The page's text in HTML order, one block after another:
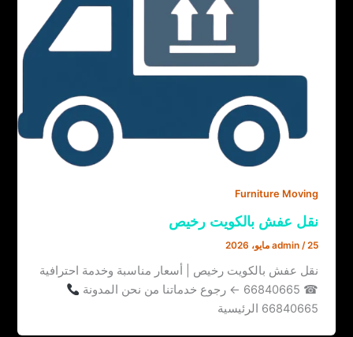
Furniture Moving
نقل عفش بالكويت رخيص
admin /25 مايو، 2026
نقل عفش بالكويت رخيص | أسعار مناسبة وخدمة احترافية
☎ 66840665 ← رجوع خدماتنا من نحن المدونة
66840665 الرئيسية